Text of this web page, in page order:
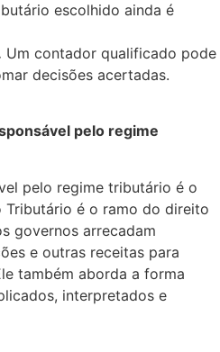
escolhido ainda é
Um contador qualificado pode
decisões acertadas.
pelo regime
pelo regime tributário é o
é o ramo do direito
governos arrecadam
e outras receitas para
também aborda a forma
interpretados e